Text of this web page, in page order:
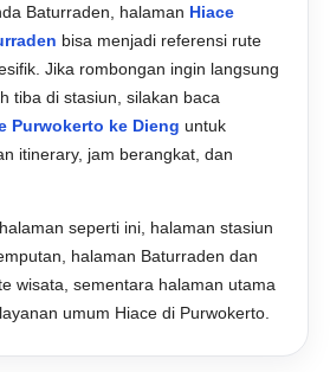
Baturraden, halaman Hiace
bisa menjadi referensi rute
Jika rombongan ingin langsung
tiba di stasiun, silakan baca
Purwokerto ke Dieng untuk
itinerary, jam berangkat, dan
seperti ini, halaman stasiun
halaman Baturraden dan
wisata, sementara halaman utama
umum Hiace di Purwokerto.